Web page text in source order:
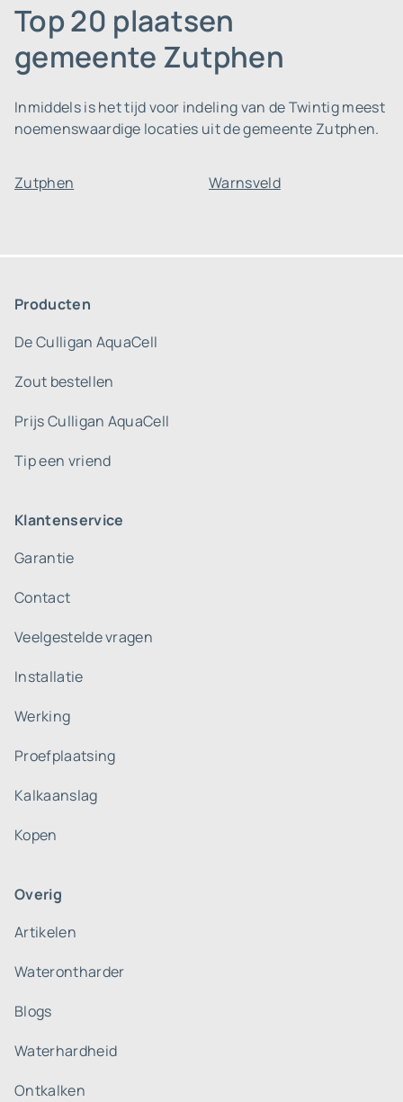
Top 20 plaatsen
gemeente Zutphen
Inmiddels is het tijd voor indeling van de Twintig meest
noemenswaardige locaties uit de gemeente Zutphen.
Zutphen Warnsveld
Producten
De Culligan AquaCell
Zout bestellen
Prijs Culligan AquaCell
Tip een vriend
Klantenservice
Garantie
Contact
Veelgestelde vragen
Installatie
Werking
Proefplaatsing
Kalkaanslag
Kopen
Overig
Artikelen
Waterontharder
Blogs
Waterhardheid
Ontkalken